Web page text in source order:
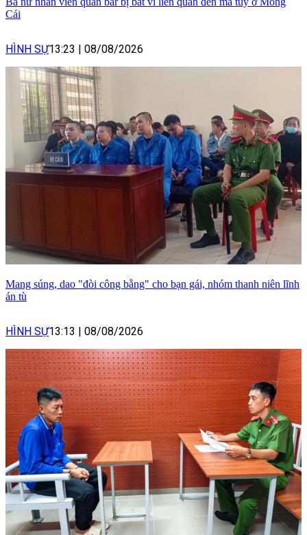
Cái
HÌNH SỰ13:23 | 08/08/2026
Mang súng, dao "đòi công bằng" cho bạn gái, nhóm thanh niên lĩnh
án tù
HÌNH SỰ13:13 | 08/08/2026